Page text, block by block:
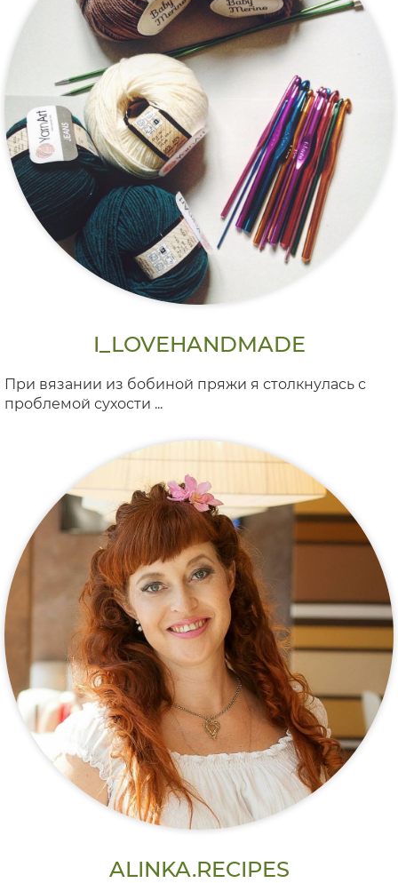
I_LOVEHANDMADE
При вязании из бобиной пряжи я столкнулась с
проблемой сухости ...
ALINKA.RECIPES